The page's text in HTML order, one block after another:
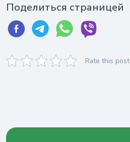
Поделиться страницей
Rate this post